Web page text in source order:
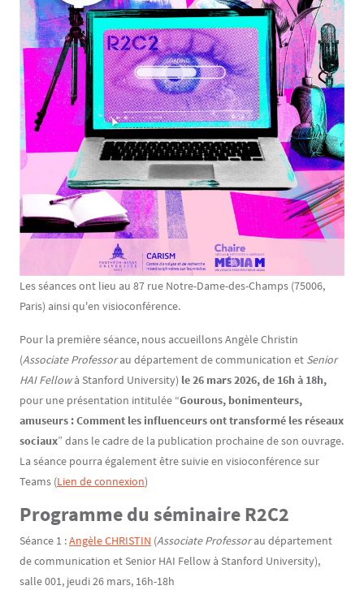
Les séances ont lieu au 87 rue Notre-Dame-des-Champs (75006,
Paris) ainsi qu'en visioconférence.
Pour la première séance, nous accueillons Angèle Christin
(Associate Professorau département de communication et Senior
HAI Fellowà Stanford University) le 26 mars 2026, de 16h à 18h,
pour une présentation intitulée “Gourous, bonimenteurs,
amuseurs : Comment les influenceurs ont transformé les réseaux
sociaux” dans le cadre de la publication prochaine de son ouvrage.
La séance pourra également être suivie en visioconférence sur
Teams (Lien de connexion)
Programme du séminaire R2C2
Séance 1 :Angèle CHRISTIN (Associate Professorau département
de communication et Senior HAI Fellow à Stanford University),
salle 001, jeudi 26 mars, 16h-18h